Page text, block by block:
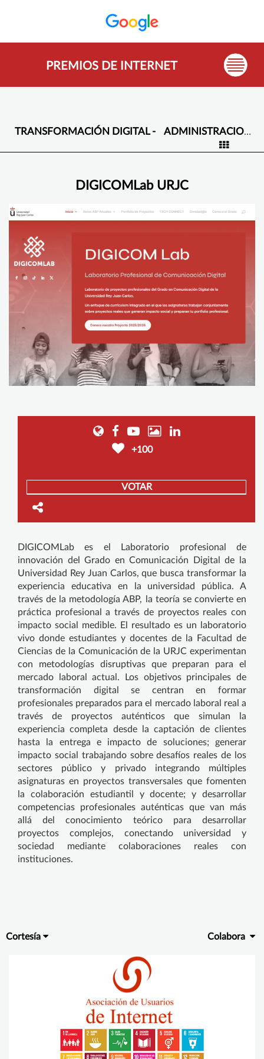
PREMIOS DE INTERNET
TRANSFORMACIÓN DIGITAL - ADMINISTRACIONES PUBLICAS
DIGICOMLab URJC
+100
VOTAR
DIGICOMLab es el Laboratorio profesional de
innovación del Grado en Comunicación Digital de la
Universidad Rey Juan Carlos, que busca transformar la
experiencia educativa en la universidad pública. A
través de la metodología ABP, la teoría se convierte en
práctica profesional a través de proyectos reales con
impacto social medible. El resultado es un laboratorio
vivo donde estudiantes y docentes de la Facultad de
Ciencias de la Comunicación de la URJC experimentan
con metodologías disruptivas que preparan para el
mercado laboral actual. Los objetivos principales de
transformación digital se centran en formar
profesionales preparados para el mercado laboral real a
través de proyectos auténticos que simulan la
experiencia completa desde la captación de clientes
hasta la entrega e impacto de soluciones; generar
impacto social trabajando sobre desafíos reales de los
sectores público y privado integrando múltiples
asignaturas en proyectos transversales que fomenten
la colaboración estudiantil y docente; y desarrollar
competencias profesionales auténticas que van más
allá del conocimiento teórico para desarrollar
proyectos complejos, conectando universidad y
sociedad mediante colaboraciones reales con
instituciones.
Cortesía Colabora